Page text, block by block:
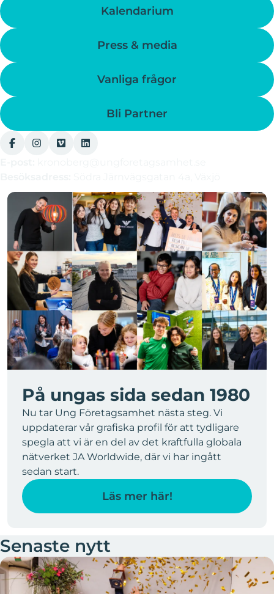
Kalendarium
Press & media
Vanliga frågor
Bli Partner
På ungas sida sedan 1980
Nu tar Ung Företagsamhet nästa steg. Vi
uppdaterar vår grafiska profil för att tydligare
spegla att vi är en del av det kraftfulla globala
nätverket JA Worldwide, där vi har ingått
sedan start.
Läs mer här!
Senaste nytt